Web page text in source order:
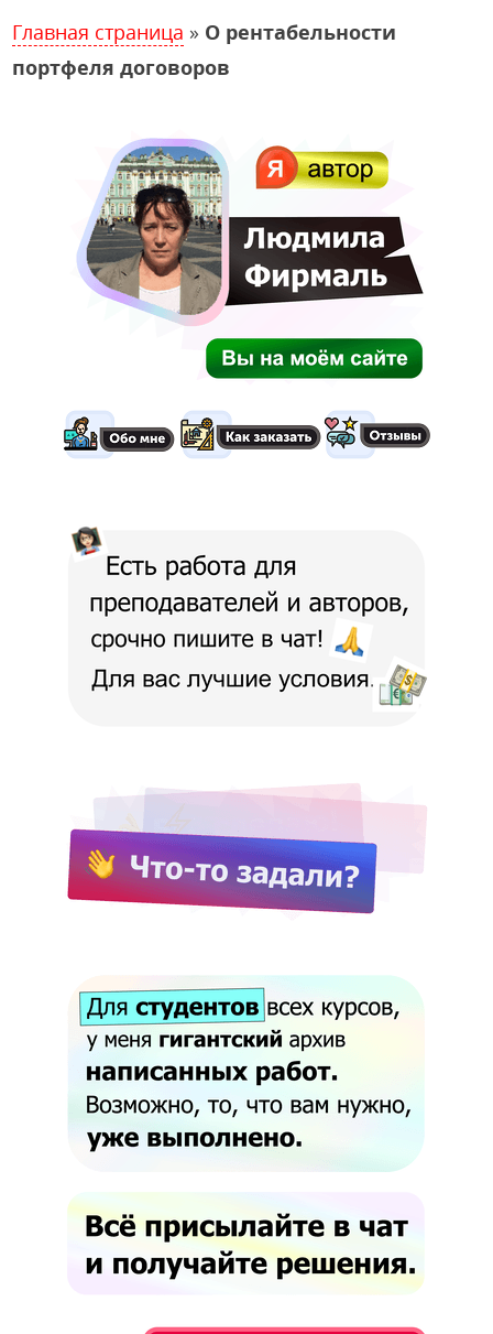
Главная страница » О рентабельности
портфеля договоров